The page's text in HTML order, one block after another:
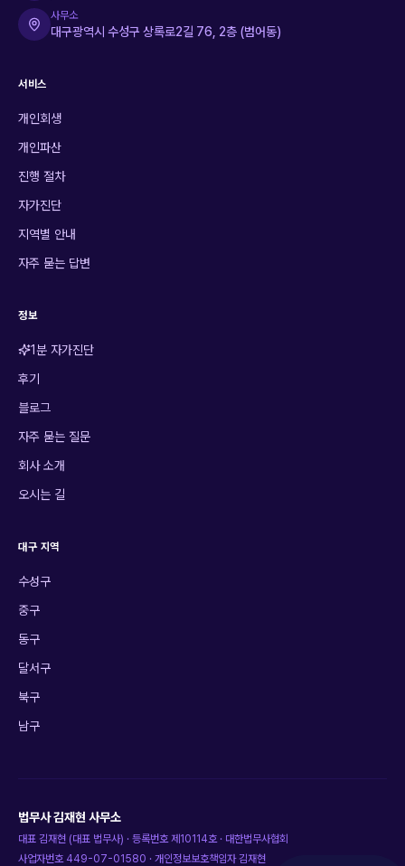
사무소
대구광역시 수성구 상록로2길 76, 2층 (범어동)
서비스
개인회생
개인파산
진행 절차
자가진단
지역별 안내
자주 묻는 답변
정보
1분 자가진단
후기
블로그
자주 묻는 질문
회사 소개
오시는 길
대구 지역
수성구
중구
동구
달서구
북구
남구
법무사 김재현 사무소
대표 김재현 (대표 법무사) · 등록번호제10114호· 대한법무사협회
사업자번호 449-07-01580 · 개인정보보호책임자김재현